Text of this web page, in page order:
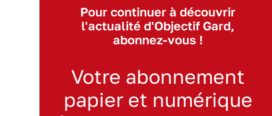
Pour continuer à découvrir
l'actualité d'Objectif Gard,
abonnez-vous !
Votre abonnement
papier et numérique